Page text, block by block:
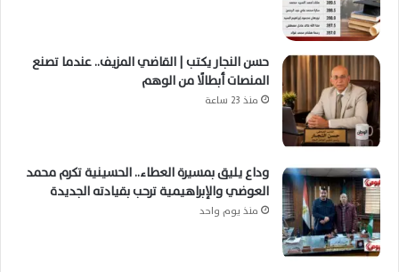
حسن النجار يكتب | القاضي المزيف.. عندما تصنع
المنصات أبطالًا من الوهم
منذ 23 ساعة
وداع يليق بمسيرة العطاء.. الحسينية تكرم محمد
العوضي والإبراهيمية ترحب بقيادته الجديدة
منذ يوم واحد